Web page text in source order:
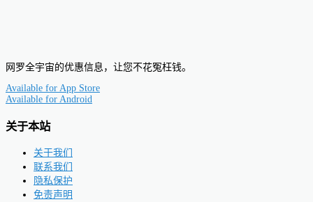
网罗全宇宙的优惠信息，让您不花冤枉钱。
Available for App Store
Available for Android
关于本站
关于我们
联系我们
隐私保护
免责声明